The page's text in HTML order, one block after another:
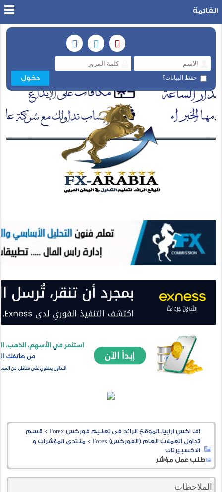
حفظ البيانات؟
القائمة
اف اكس ارابيا..الموقع الرائد فى تعليم فوركس Forex > قسم
تداول العملات العام (الفوركس) Forex
> منتدى المؤشرات و
الاكسبيرتات
طلب عمل مؤشر
الملاحظات